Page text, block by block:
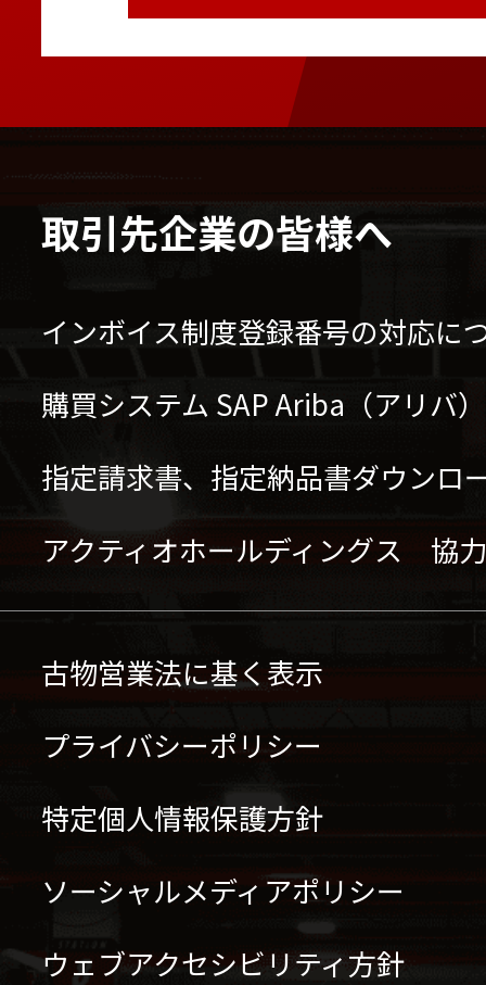
取引先企業の皆様へ
インボイス制度登録番号の対応に
購買システム SAP Ariba（アリバ
指定請求書、指定納品書ダウンロ
アクティオホールディングス 協
古物営業法に基く表示
プライバシーポリシー
特定個人情報保護方針
ソーシャルメディアポリシー
ウェブアクセシビリティ方針